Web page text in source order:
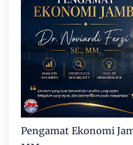
Pengamat Ekonomi